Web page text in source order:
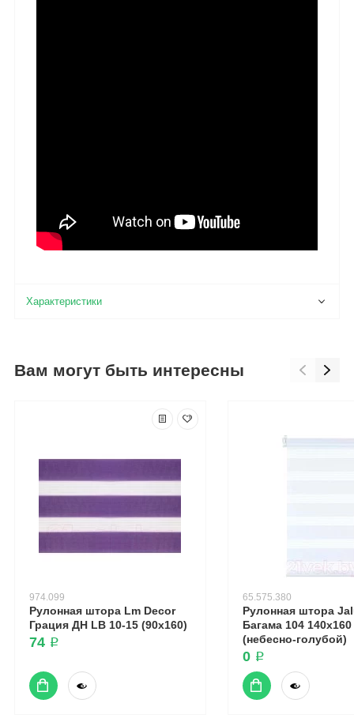
Вам могут быть интересны
974.099
Рулонная штора Lm Decor
Грация ДН LB 10-15 (90x160)
74 ₽
65.575.380
Рулонная штора
Багама 104 140x160
(небесно-голубой)
0 ₽